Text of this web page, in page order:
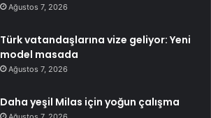
Ağustos 7, 2026
Türk vatandaşlarına vize geliyor: Yeni
model masada
Ağustos 7, 2026
Daha yeşil Milas için yoğun çalışma